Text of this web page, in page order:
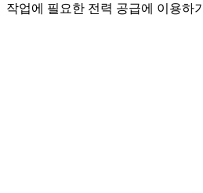
작업에 필요한 전력 공급에 이용하